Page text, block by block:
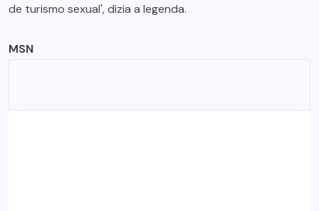
de turismo sexual', dizia a legenda.
MSN